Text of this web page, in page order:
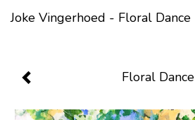
Joke Vingerhoed - Floral Dance
Floral Dance